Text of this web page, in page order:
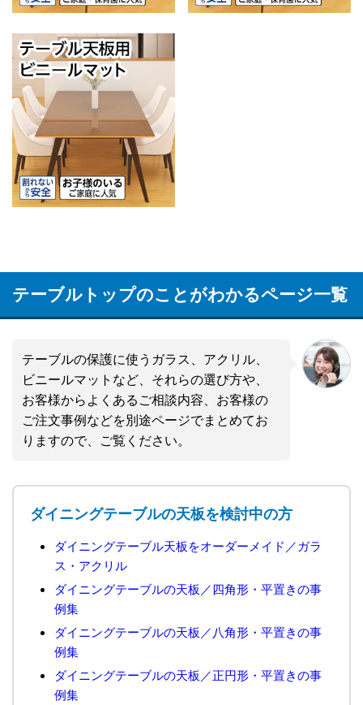
テーブルトップのことがわかるページ一覧
テーブルの保護に使うガラス、アクリル、
ビニールマットなど、それらの選び方や、
お客様からよくあるご相談内容、お客様の
ご注文事例などを別途ページでまとめてお
りますので、ご覧ください。
ダイニングテーブルの天板を検討中の方
ダイニングテーブル天板をオーダーメイド／ガラ
ス・アクリル
ダイニングテーブルの天板／四角形・平置きの事
例集
ダイニングテーブルの天板／八角形・平置きの事
例集
ダイニングテーブルの天板／正円形・平置きの事
例集